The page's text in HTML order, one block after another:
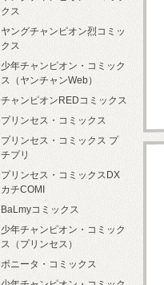
クス
ヤングチャンピオン烈コミッ
クス
少年チャンピオン・コミック
ス（ヤンチャンWeb）
チャンピオンREDコミックス
プリンセス・コミックス
プリンセス・コミックス プ
チプリ
プリンセス・コミックスDX
カチCOMI
BaLmyコミックス
少年チャンピオン・コミック
ス（プリンセス）
ボニータ・コミックス